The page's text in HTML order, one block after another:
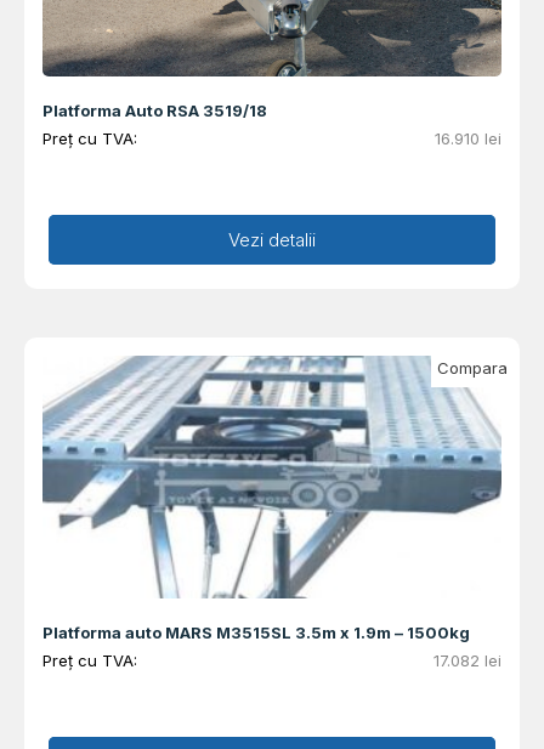
Platforma Auto RSA 3519/18
Preț cu TVA:
16.910 lei
Adaugă în coș
Vezi detalii
Platforma auto MARS M3515SL 3.5m x 1.9m – 1500kg
Preț cu TVA:
17.082 lei
Compara